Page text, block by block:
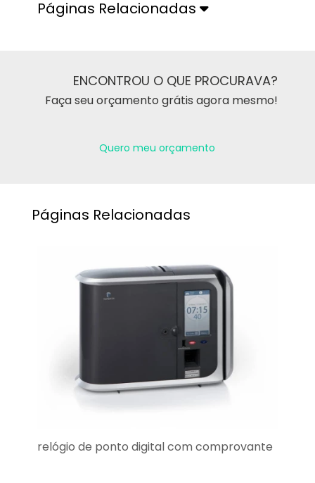
Páginas Relacionadas
ENCONTROU O QUE PROCURAVA?
Faça seu orçamento grátis agora mesmo!
Quero meu orçamento
Páginas Relacionadas
relógio de ponto digital com comprovante